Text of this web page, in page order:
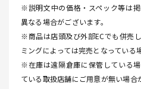
※説明文中の価格・スペック等は
異なる場合がございます。
※商品は店頭及び外部ECでも併売
ミングによっては完売となっている
※在庫は遠隔倉庫に保管している
ている取扱店舗にご用意が無い場合